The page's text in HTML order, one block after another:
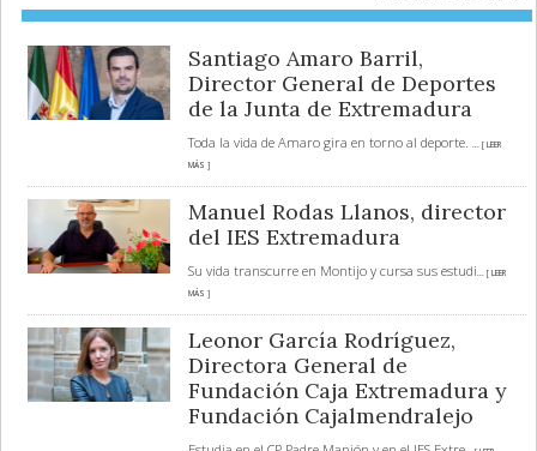
Santiago Amaro Barril,
Director General de Deportes
de la Junta de Extremadura
Toda la vida de Amaro gira en torno al deporte. ... [ LEER
MÁS ]
Manuel Rodas Llanos, director
del IES Extremadura
Su vida transcurre en Montijo y cursa sus estudi... [ LEER
MÁS ]
Leonor García Rodríguez,
Directora General de
Fundación Caja Extremadura y
Fundación Cajalmendralejo